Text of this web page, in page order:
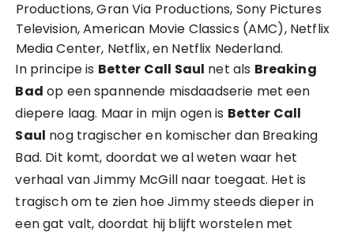
Productions, Gran Via Productions, Sony Pictures
Television, American Movie Classics (AMC), Netflix
Media Center, Netflix, en Netflix Nederland.
In principe is Better Call Saul net als Breaking
Bad op een spannende misdaadserie met een
diepere laag. Maar in mijn ogen is Better Call
Saul nog tragischer en komischer dan Breaking
Bad. Dit komt, doordat we al weten waar het
verhaal van Jimmy McGill naar toegaat. Het is
tragisch om te zien hoe Jimmy steeds dieper in
een gat valt, doordat hij blijft worstelen met